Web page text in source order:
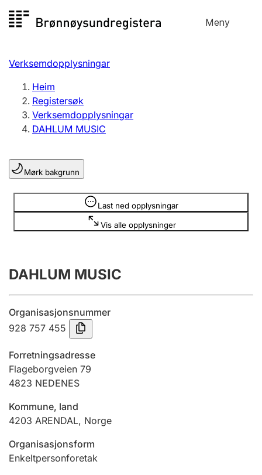
til
Meny
Registersøk
Aksjeselskap
Enkeltpersonføretak
Registrere, endre, slette
Lag og foreining
Registrere, endre, slette
Årsrekneskap
Innsending og forseinkingsgebyr
Jeger
Ektepaktrettleiaren
Verksemdopplysningar
Heim
Registersøk
Verksemdopplysningar
DAHLUM MUSIC
Mørk bakgrunn
Last ned opplysningar
Vis alle opplysninger
Opplysninger er skjult
DAHLUM MUSIC
Organisasjonsnummer
928 757 455
Forretningsadresse
Flageborgveien 79
4823 NEDENES
Kommune, land
4203 ARENDAL, Norge
Organisasjonsform
Enkeltpersonforetak